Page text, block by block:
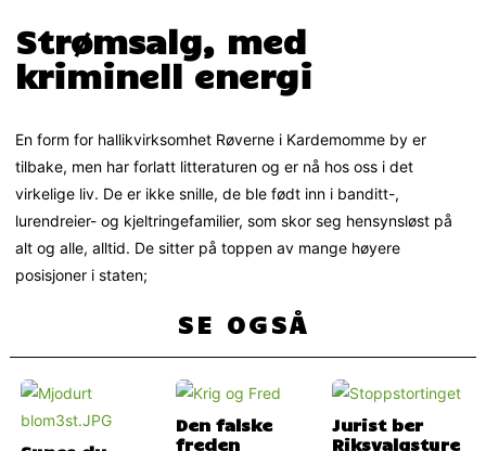
Strømsalg, med
kriminell energi
En form for hallikvirksomhet Røverne i Kardemomme by er
tilbake, men har forlatt litteraturen og er nå hos oss i det
virkelige liv. De er ikke snille, de ble født inn i banditt-,
lurendreier- og kjeltringefamilier, som skor seg hensynsløst på
alt og alle, alltid. De sitter på toppen av mange høyere
posisjoner i staten;
SE OGSÅ
Den falske
freden
Jurist ber
Riksvalgstyre